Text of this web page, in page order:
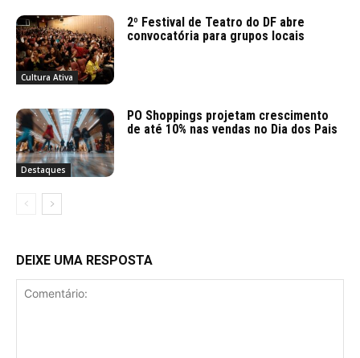
Cultura Ativa
2º Festival de Teatro do DF abre
convocatória para grupos locais
Destaques
PO Shoppings projetam crescimento
de até 10% nas vendas no Dia dos Pais
DEIXE UMA RESPOSTA